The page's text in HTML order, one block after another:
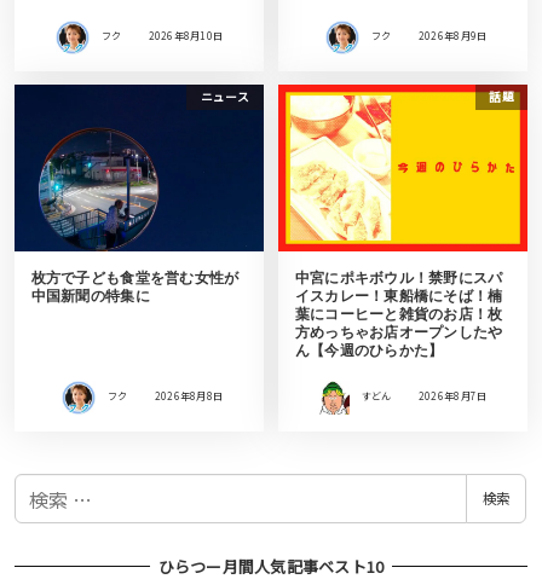
フク 2026年8月10日 フク 2026年8月9日
ニュース
枚方で子ども食堂を営む女性が
中国新聞の特集に
フク 2026年8月8日
話題
中宮にポキボウル！禁野にスパ
イスカレー！東船橋にそば！楠
葉にコーヒーと雑貨のお店！枚
方めっちゃお店オープンしたや
ん【今週のひらかた】
すどん 2026年8月7日
検
検索
ひらつー月間人気記事ベスト10